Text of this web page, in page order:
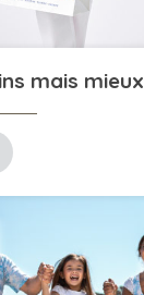
mais mieux